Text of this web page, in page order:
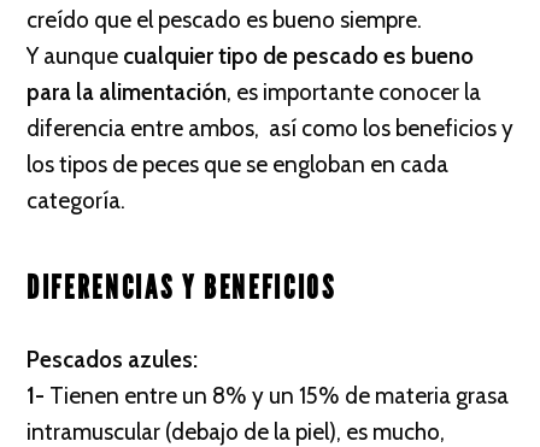
creído que el pescado es bueno siempre.
Y aunque cualquier tipo de pescado es bueno
para la alimentación, es importante conocer la
diferencia entre ambos, así como los beneficios y
los tipos de peces que se engloban en cada
categoría.
DIFERENCIAS Y BENEFICIOS
Pescados azules:
1- Tienen entre un 8% y un 15% de materia grasa
intramuscular (debajo de la piel), es mucho,